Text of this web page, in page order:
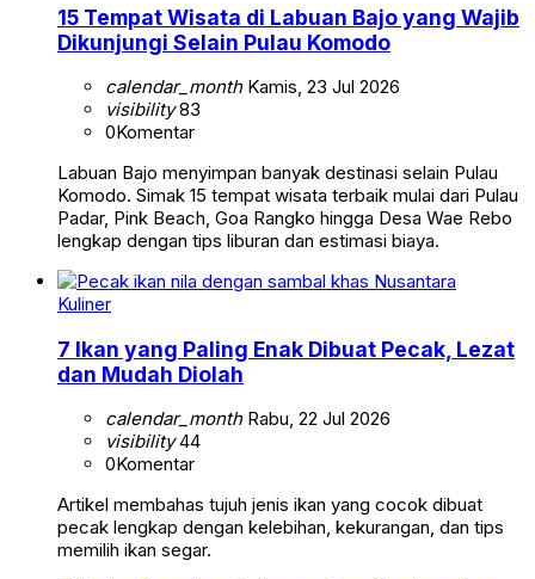
15 Tempat Wisata di Labuan Bajo yang Wajib
Dikunjungi Selain Pulau Komodo
calendar_monthKamis, 23 Jul 2026
visibility83
0Komentar
Labuan Bajo menyimpan banyak destinasi selain Pulau
Komodo. Simak 15 tempat wisata terbaik mulai dari Pulau
Padar, Pink Beach, Goa Rangko hingga Desa Wae Rebo
lengkap dengan tips liburan dan estimasi biaya.
Kuliner
7 Ikan yang Paling Enak Dibuat Pecak, Lezat
dan Mudah Diolah
calendar_monthRabu, 22 Jul 2026
visibility44
0Komentar
Artikel membahas tujuh jenis ikan yang cocok dibuat
pecak lengkap dengan kelebihan, kekurangan, dan tips
memilih ikan segar.